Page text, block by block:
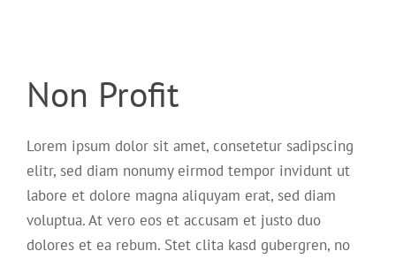
Non Profit
Lorem ipsum dolor sit amet, consetetur sadipscing
elitr, sed diam nonumy eirmod tempor invidunt ut
labore et dolore magna aliquyam erat, sed diam
voluptua. At vero eos et accusam et justo duo
dolores et ea rebum. Stet clita kasd gubergren, no